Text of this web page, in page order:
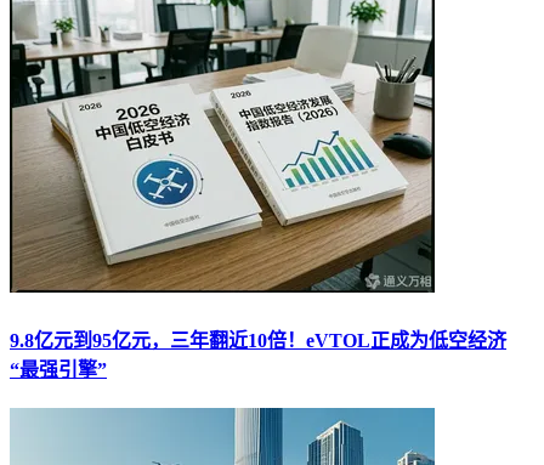
9.8亿元到95亿元，三年翻近10倍！eVTOL正成为低空经济
“最强引擎”